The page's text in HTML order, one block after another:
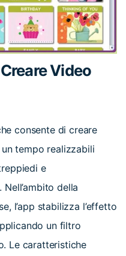
Video
consente di creare
tempo realizzabili
e
della
l’app stabilizza l’effetto
un filtro
Le caratteristiche